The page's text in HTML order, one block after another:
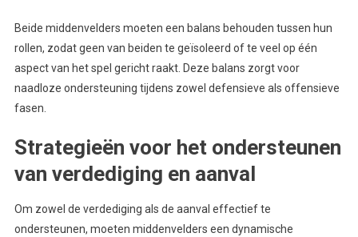
Beide middenvelders moeten een balans behouden tussen hun
rollen, zodat geen van beiden te geïsoleerd of te veel op één
aspect van het spel gericht raakt. Deze balans zorgt voor
naadloze ondersteuning tijdens zowel defensieve als offensieve
fasen.
Strategieën voor het ondersteunen
van verdediging en aanval
Om zowel de verdediging als de aanval effectief te
ondersteunen, moeten middenvelders een dynamische